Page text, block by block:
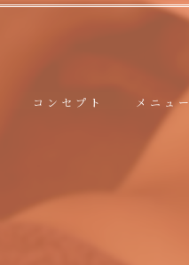
コンセプト メニュー